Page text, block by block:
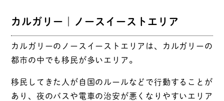
カルガリー｜ノースイーストエリア
カルガリーのノースイーストエリアは、カルガリーの
都市の中でも移民が多いエリア。
移民してきた人が自国のルールなどで行動することが
あり、夜のバスや電車の治安が悪くなりやすいエリア